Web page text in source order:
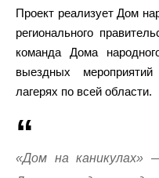
Проект реализует Дом
регионального
команда Дома
выездных
лагерях по всей области.
«Дом на каникулах»